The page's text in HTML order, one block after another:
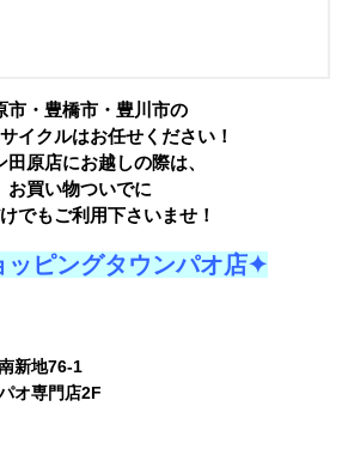
市・豊橋市・豊川市の
イクルはお任せください！
田原店にお越しの際は、
お買い物ついでに
でもご利用下さいませ！
ピングタウンパオ店✦
新地76-1
オ専門店2F